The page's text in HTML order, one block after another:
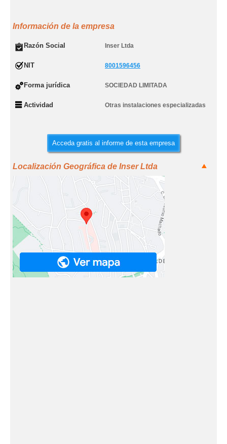
Información de la empresa
Razón Social Inser Ltda
NIT 8001596456
Forma jurídica SOCIEDAD LIMITADA
Actividad Otras instalaciones especializadas
Acceda gratis al informe de esta empresa
Localización Geográfica de Inser Ltda